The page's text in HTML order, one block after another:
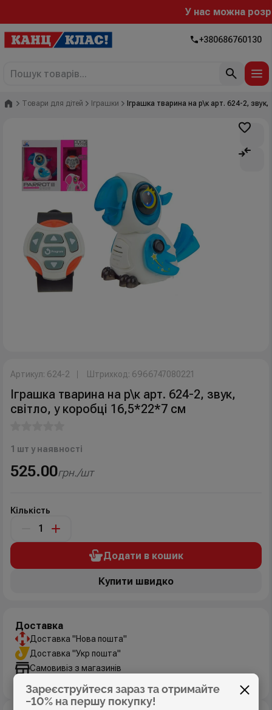
У нас можна
+380686760130
Зареєструйтеся зараз та отримайте
−10% на першу покупку!
Головна
Товари для дітей Іграшки Іграшка тварина на р\к арт. 624-2,
Артикул: 624-2 Штрихкод: 6966747080221
Іграшка тварина на р\к арт. 624-2, звук,
світло, у коробці 16,5*22*7 см
1 шт у наявності
525.00грн./шт
Кількість
Додати в кошик
Купити швидко
Доставка
Доставка "Нова пошта"
Доставка "Укр пошта"
Самовивіз з магазинів